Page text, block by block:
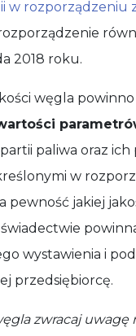
w rozporządzeniu
2018 roku.
węgla
paliwa oraz ich
w
pewność jakiej
wystawienia i
przedsiębiorcę.
zwracaj uwagę